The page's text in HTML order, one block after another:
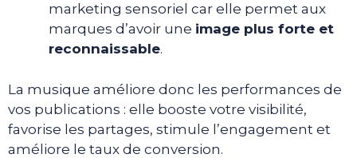
marketing sensoriel car elle permet aux
marques d’avoir une image plus forte et
reconnaissable.
La musique améliore donc les performances de
vos publications : elle booste votre visibilité,
favorise les partages, stimule l’engagement et
améliore le taux de conversion.